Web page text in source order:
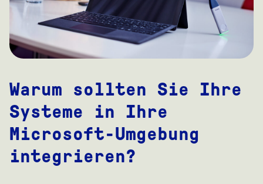
Warum sollten Sie Ihre
Systeme in Ihre
Microsoft-Umgebung
integrieren?